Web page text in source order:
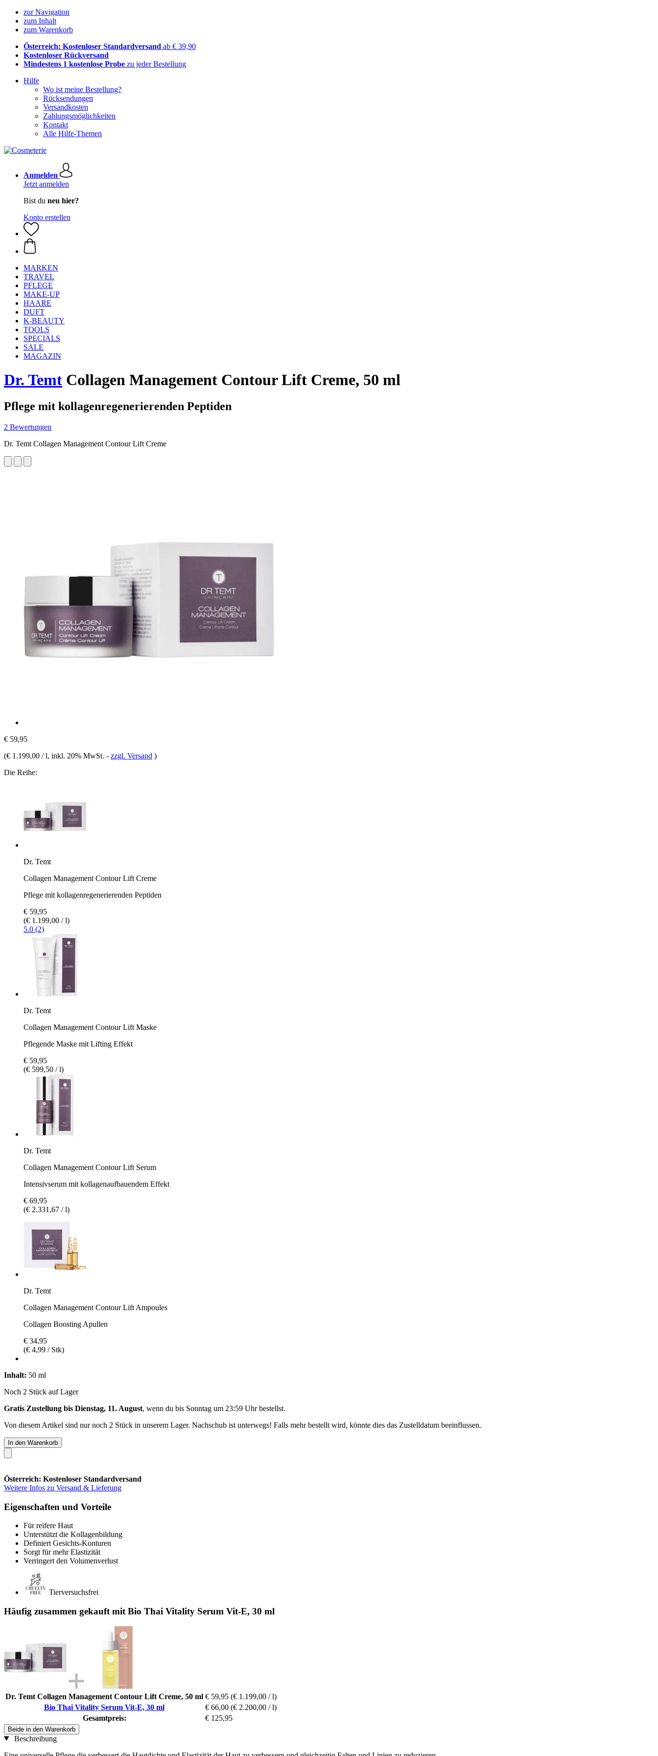
zur Navigation
zum Inhalt
zum Warenkorb
Österreich: Kostenloser Standardversand ab € 39,90
Kostenloser Rückversand
Mindestens 1 kostenlose Probe zu jeder Bestellung
Hilfe
Wo ist meine Bestellung?
Rücksendungen
Versandkosten
Zahlungsmöglichkeiten
Kontakt
Alle Hilfe-Themen
Anmelden
Jetzt anmelden
Bist du neu hier?
Konto erstellen
MARKEN
TRAVEL
PFLEGE
MAKE-UP
HAARE
DUFT
K-BEAUTY
TOOLS
SPECIALS
SALE
MAGAZIN
Dr. Temt Collagen Management Contour Lift Creme, 50 ml
Pflege mit kollagenregenerierenden Peptiden
2 Bewertungen
Dr. Temt Collagen Management Contour Lift Creme
€ 59,95
(€ 1.199,00 / l, inkl. 20% MwSt. - zzgl. Versand )
Die Reihe:
Dr. Temt
Collagen Management Contour Lift Creme
Pflege mit kollagenregenerierenden Peptiden
€ 59,95
(€ 1.199,00 / l)
5.0 (2)
Dr. Temt
Collagen Management Contour Lift Maske
Pflegende Maske mit Lifting Effekt
€ 59,95
(€ 599,50 / l)
Dr. Temt
Collagen Management Contour Lift Serum
Intensivserum mit kollagenaufbauendem Effekt
€ 69,95
(€ 2.331,67 / l)
Dr. Temt
Collagen Management Contour Lift Ampoules
Collagen Boosting Apullen
€ 34,95
(€ 4,99 / Stk)
Inhalt: 50 ml
Noch 2 Stück auf Lager
Gratis Zustellung bis Dienstag, 11. August, wenn du bis Sonntag um 23:59 Uhrbestellst.
Von diesem Artikel sind nur noch 2 Stück in unserem Lager. Nachschub ist unterwegs! Falls mehr bestellt wird, könnte dies das Zustelldatum beeinflussen.
In den Warenkorb
Österreich: Kostenloser Standardversand
Weitere Infos zu Versand & Lieferung
Eigenschaften und Vorteile
Für reifere Haut
Unterstützt die Kollagenbildung
Definiert Gesichts-Konturen
Sorgt für mehr Elastizität
Verringert den Volumenverlust
Tierversuchsfrei
Häufig zusammen gekauft mit Bio Thai Vitality Serum Vit-E, 30 ml
Dr. Temt Collagen Management Contour Lift Creme, 50 ml € 59,95 (€ 1.199,00 / l)
Bio Thai Vitality Serum Vit-E, 30 ml
€ 66,00 (€ 2.200,00 / l)
Gesamtpreis:
€ 125,95
Beide in den Warenkorb
Beschreibung